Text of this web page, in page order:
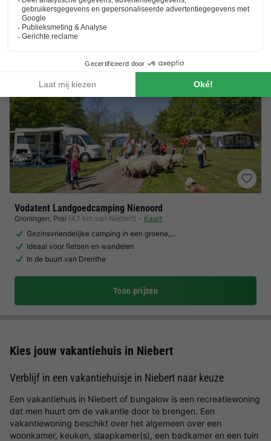
Vodatent Landgoedcamping Nienoord
Groningen, Prei (4,1 km van Niebert)
Kaart
Gezinsvriendelijke camping in een groene,…
Ideaal voor fietsen en wandelen
In de buurt van Drenthe
Toon prijzen
Kies jouw vakantiehuis in Niebert
Verblijf in een vakantiehuisje in Niebert naar keuze
Een vakantiehuis in Niebert of bungalow is een recreatiewoning
dat men huurt om de vakantie door te brengen. Een
vakantiewoning beschikt over het algemeen over een
woonkamer, keuken, slaapkamer(s), een badkamer en een tuin